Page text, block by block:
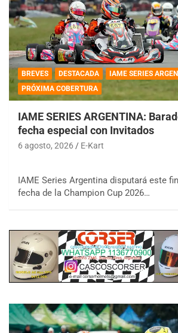
BREVES DESTACADA
IAME SERIES
PRÓXIMA COBERTURA
IAME SERIES ARGENTINA:
fecha especial con Invitados
6 agosto, 2026 E-Kart
IAME Series Argentina disputará este
fecha de la Champion Cup 2026…